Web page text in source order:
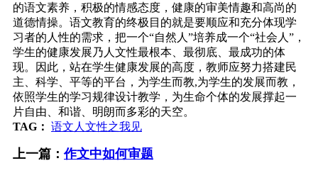
的语文素养，积极的情感态度，健康的审美情趣和高尚的
道德情操。语文教育的终极目的就是要顺应和充分体现学
习者的人性的需求，把一个“自然人”培养成一个“社会人”，
学生的健康发展乃人文性最根本、最彻底、最成功的体
现。因此，站在学生健康发展的高度，教师应努力搭建民
主、科学、平等的平台，为学生而教,为学生的发展而教，
依照学生的学习规律设计教学，为生命个体的发展撑起一
片自由、和谐、明朗而多彩的天空。
TAG： 语文人文性之我见
上一篇：作文中如何审题